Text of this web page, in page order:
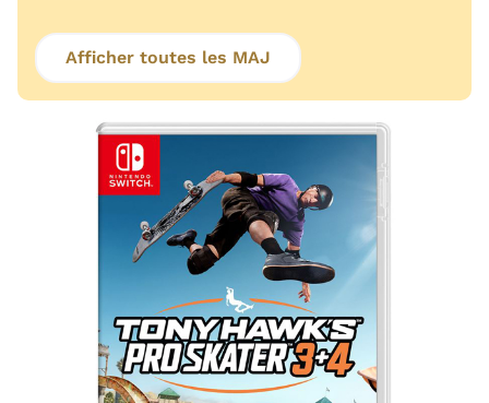
Afficher toutes les MAJ